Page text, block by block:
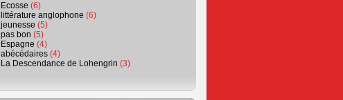
Ecosse (6)
littérature anglophone (6)
jeunesse (5)
pas bon (5)
Espagne (4)
abécédaires (4)
La Descendance de Lohengrin (3)